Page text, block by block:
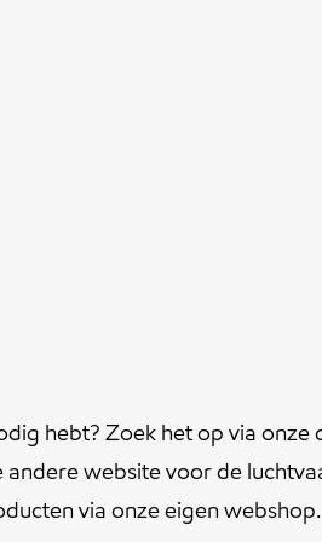
hebt? Zoek het op via onze
andere website voor de
via onze eigen webshop.